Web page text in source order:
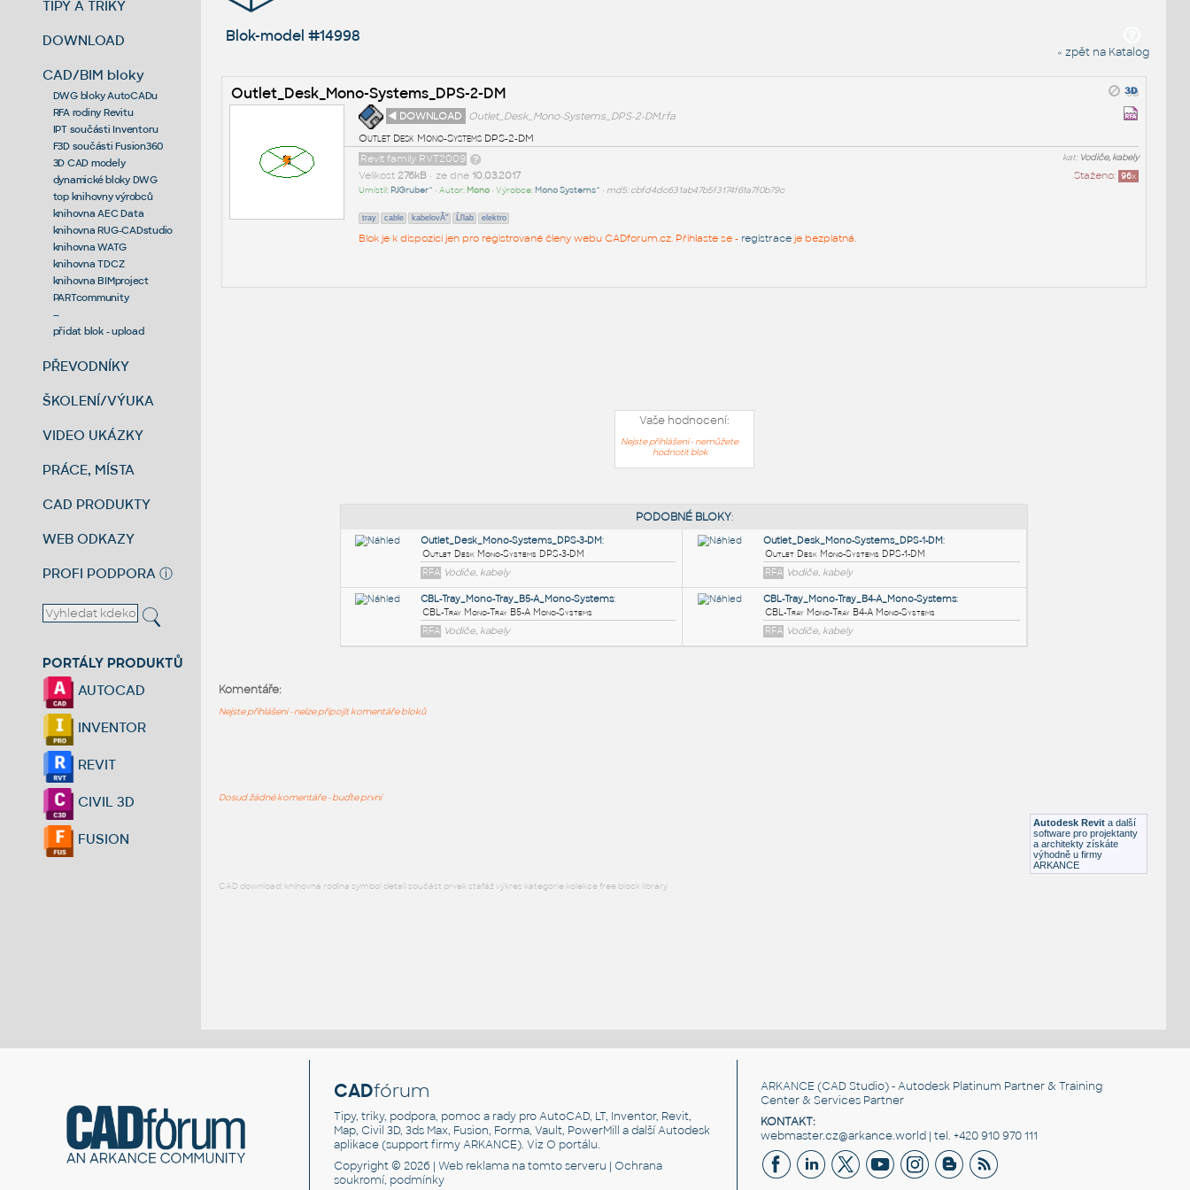
TIPY A TRIKY
DOWNLOAD
CAD/BIM bloky
DWG bloky AutoCADu
RFA rodiny Revitu
IPT součásti Inventoru
F3D součásti Fusion360
3D CAD modely
dynamické bloky DWG
top knihovny výrobců
knihovna AEC Data
knihovna RUG-CADstudio
knihovna WATG
knihovna TDCZ
knihovna BIMproject
PARTcommunity
--
přidat blok - upload
PŘEVODNÍKY
ŠKOLENÍ/VÝUKA
VIDEO UKÁZKY
PRÁCE, MÍSTA
CAD PRODUKTY
WEB ODKAZY
PROFI PODPORA ⓘ
PORTÁLY PRODUKTŮ
AUTOCAD
INVENTOR
REVIT
CIVIL 3D
FUSION
Blok-model #14998
« zpět na Katalog
Outlet_Desk_Mono-Systems_DPS-2-DM
◄ DOWNLOAD
Outlet_Desk_Mono-Systems_DPS-2-DM.rfa
Outlet Desk Mono-Systems DPS-2-DM
kat: Vodiče, kabely
Revit family RVT2009
Staženo: 96x
Velikost 276kB• ze dne 10.03.2017
Umístil: PJGruber^ • Autor: Mono• Výrobce: Mono Systems^ • md5: cbfd4dc631ab47b5f3174f61a7f0b79c
tray cable kabelovĂ˝ Ĺľlab elektro
Blok je k dispozici jen pro registrované členy webu CADforum.cz. Přihlaste se - registraceje bezplatná.
Vaše hodnocení:
Nejste přihlášeni - nemůžete
hodnotit blok
Autodesk Revit a další
software pro projektanty
a architekty získáte
výhodně u firmy
ARKANCE
Komentáře:
Nejste přihlášeni - nelze připojit komentáře bloků
Dosud žádné komentáře - buďte první
CAD download: knihovna rodina symbol detail součást prvek stafáž výkres kategorie kolekce free block library
CADfórum
Tipy, triky, podpora, pomoc a rady pro AutoCAD, LT, Inventor, Revit,
Map, Civil 3D, 3ds Max, Fusion, Forma, Vault, PowerMill a další Autodesk
aplikace (support firmy ARKANCE). VizO portálu.
Copyright © 2026 |Web reklama na tomto serveru |Ochrana
soukromí, podmínky
ARKANCE (CAD Studio) - Autodesk Platinum Partner & Training
Center & Services Partner
KONTAKT:
webmaster.cz@arkance.world | tel. +420 910 970 111